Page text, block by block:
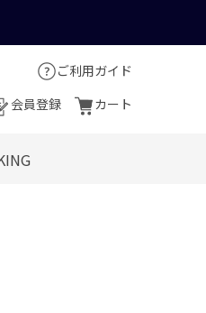
ご利用ガイド
会員登録 カート